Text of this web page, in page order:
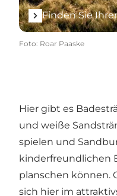
Finden Sie
Foto: Roar Paaske
Hier gibt es
und weiße
spielen und
kinderfreundlichen
planschen können.
sich hier im